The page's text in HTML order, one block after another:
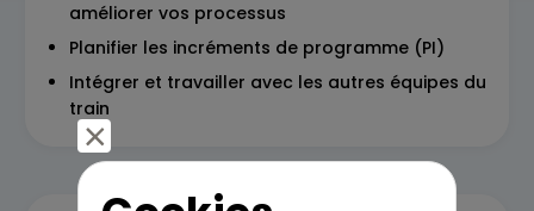
améliorer vos processus
Planifier les incréments de programme (PI)
Intégrer et travailler avec les autres équipes du
train